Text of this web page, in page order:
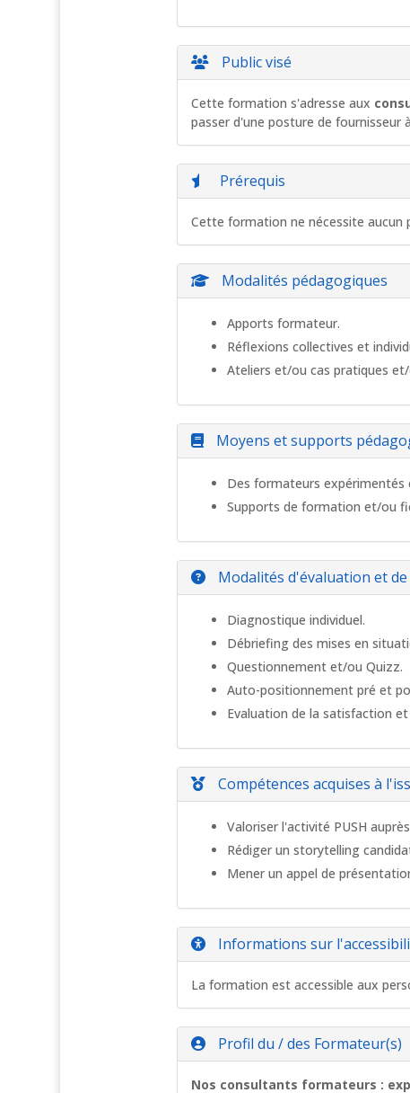
Public visé
Cette formation s'adresse aux
passer d'une posture de fournisseur
Prérequis
Cette formation ne nécessite aucun
Modalités pédagogiques
Apports formateur.
Réflexions collectives et
Ateliers et/ou cas pratiques
Moyens et supports
Des formateurs expérimentés
Supports de formation et/ou
Modalités d'évaluation et de
Diagnostique individuel.
Débriefing des mises en
Questionnement et/ou Quizz.
Auto-positionnement pré et
Evaluation de la satisfaction
Compétences acquises à
Valoriser l'activité PUSH
Rédiger un storytelling
Mener un appel de
Informations sur
La formation est accessible aux
Profil du / des Formateur(s)
Nos consultants formateurs :